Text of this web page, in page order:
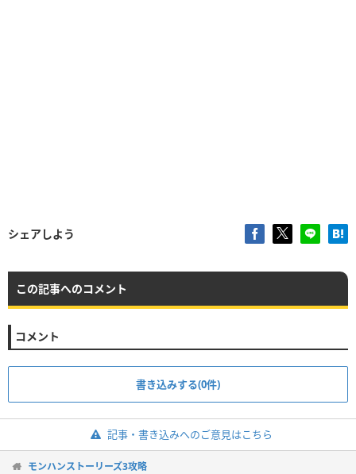
シェアしよう
この記事へのコメント
コメント
書き込みする(0件)
記事・書き込みへのご意見はこちら
モンハンストーリーズ3攻略